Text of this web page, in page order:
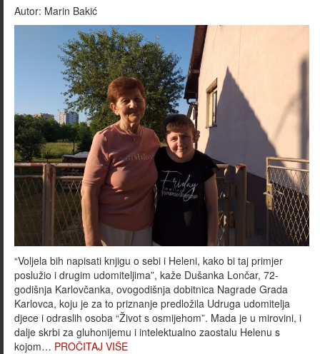
Autor: Marin Bakić
“Voljela bih napisati knjigu o sebi i Heleni, kako bi taj primjer
poslužio i drugim udomiteljima”, kaže Dušanka Lončar, 72-
godišnja Karlovčanka, ovogodišnja dobitnica Nagrade Grada
Karlovca, koju je za to priznanje predložila Udruga udomitelja
djece i odraslih osoba “Život s osmijehom”. Mada je u mirovini, i
dalje skrbi za gluhonijemu i intelektualno zaostalu Helenu s
kojom… PROČITAJ VIŠE